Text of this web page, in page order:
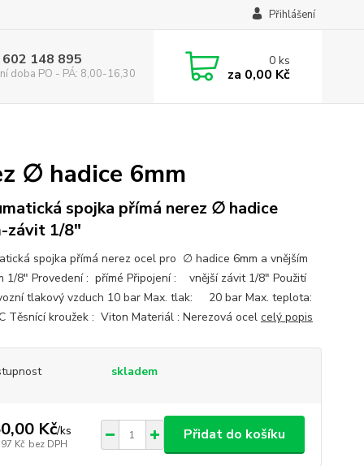
Přihlášení
148 895
doba PO - PÁ: 8,00-16,30
0ks
za 0,00 Kč
∅ hadice 6mm
spojka přímá nerez ∅ hadice
závit 1/8"
spojka přímá nerez ocel pro ∅ hadice 6mm a vnějším
1/8" Provedení : přímé Připojení : vnější závit 1/8" Použití
tlakový vzduch 10 bar Max. tlak: 20 bar Max. teplota:
Těsnící kroužek : Viton Materiál : Nerezová ocel celý popis
skladem
Kč/ks
Kč bez DPH
Přidat do košíku